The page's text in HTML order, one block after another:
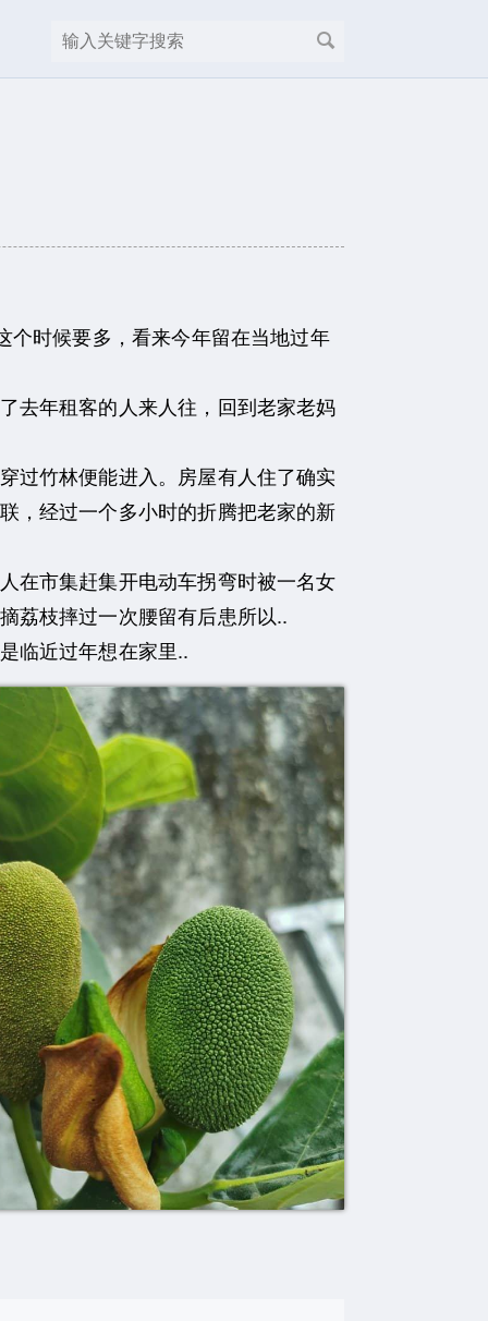
时候要多，看来今年留在当地过年
年租客的人来人往，回到老家老妈
竹林便能进入。房屋有人住了确实
，经过一个多小时的折腾把老家的新
市集赶集开电动车拐弯时被一名女
荔枝摔过一次腰留有后患所以..
临近过年想在家里..